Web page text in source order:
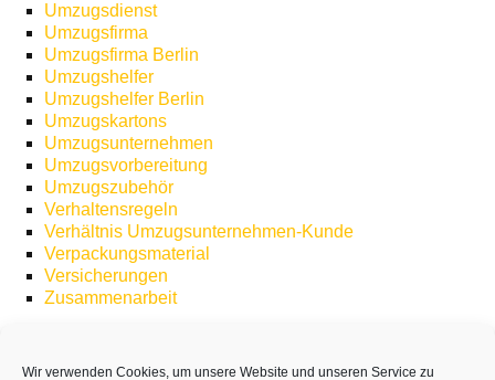
Wir verwenden Cookies, um unsere Website und unseren Service zu
Umzugsdienst
Umzugsfirma
Umzugsfirma Berlin
Umzugshelfer
Umzugshelfer Berlin
Umzugskartons
Umzugsunternehmen
Umzugsvorbereitung
Umzugszubehör
Verhaltensregeln
Verhältnis Umzugsunternehmen-Kunde
Verpackungsmaterial
Versicherungen
Zusammenarbeit